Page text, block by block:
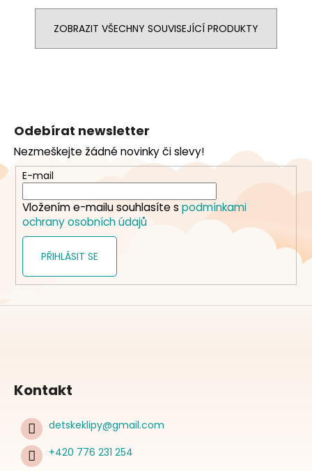
ZOBRAZIT VŠECHNY SOUVISEJÍCÍ PRODUKTY
a
t
Odebírat newsletter
Nezmeškejte žádné novinky či slevy!
E-mail
Vložením e-mailu souhlasíte s podmínkami
ochrany osobních údajů
PŘIHLÁSIT SE
Kontakt
detskeklipy@gmail.com
+420 776 231 254